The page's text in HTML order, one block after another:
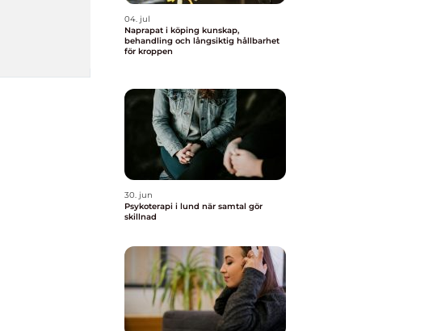
04. jul
Naprapat i köping kunskap,
behandling och långsiktig hållbarhet
för kroppen
30. jun
Psykoterapi i lund när samtal gör
skillnad